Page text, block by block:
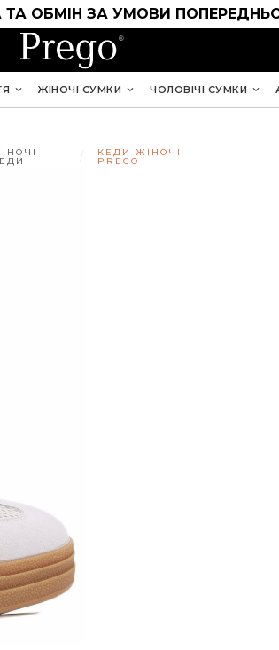
ОБМІН ЗА УМОВИ
ЖІНОЧІ СУМКИ ЧОЛОВІЧІ СУМКИ
КЕДИ ЖІНОЧІ
PREGO